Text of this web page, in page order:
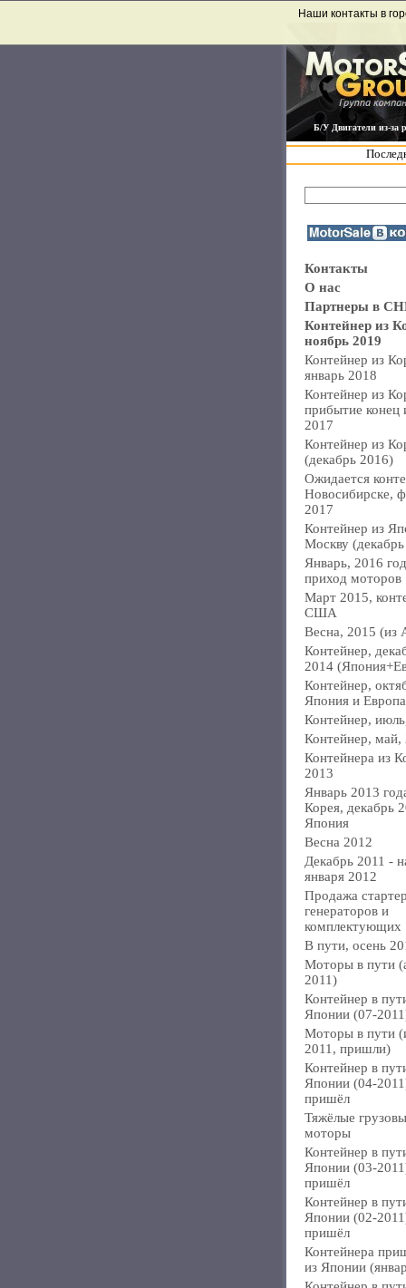
Б/У Двигатели из-за
Наши контакты в
Контакты
О нас
Партнеры в
Контейнер из
ноябрь 2019
Контейнер из
январь 2018
Контейнер из
прибытие конец
2017
Контейнер из
(декабрь 2016)
Ожидается
Новосибирске,
2017
Контейнер из
Москву
Январь, 2016
приход моторов
Март 2015,
США
Весна, 2015 (из
Контейнер,
2014
Контейнер,
Япония и
Контейнер,
Контейнер, май,
Контейнера из
2013
Январь 2013
Корея, декабрь
Япония
Весна 2012
Декабрь 2011 -
января 2012
Продажа
генераторов и
комплектующих
В пути, осень
Моторы в пути
2011)
Контейнер в
Японии (07-
Моторы в пути
2011, пришли)
Контейнер в
Японии (04-
пришёл
Тяжёлые
моторы
Контейнер в
Японии (03-
пришёл
Контейнер в
Японии (02-
пришёл
Контейнера
из Японии